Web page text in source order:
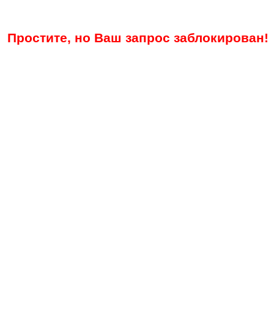
Простите, но Ваш запрос заблокирован!